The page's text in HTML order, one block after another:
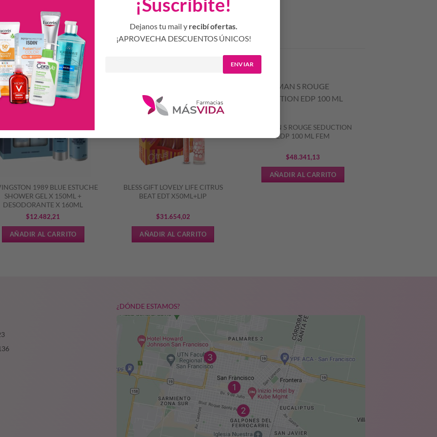
Dejanos tu mail y recibí ofertas.
¡APROVECHA DESCUENTOS ÚNICOS!
ENVIAR
Productos Relacionados
1989 BLUE ESTUCHE
SHOWER GEL X 150ML +
DESODORANTE X 160ML
$12.482,21
AÑADIR AL CARRITO
BLESS GIFT LOVELY LIFE CITRUS
BEAT EDT X50ML+LIP
$31.654,02
AÑADIR AL CARRITO
WOMAN S ROUGE SEDUCTION
EDP 100 ML FEM
$48.341,13
AÑADIR AL CARRITO
¿DÓNDE ESTAMOS?